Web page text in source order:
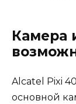
Камера
Alcatel Pixi
основной